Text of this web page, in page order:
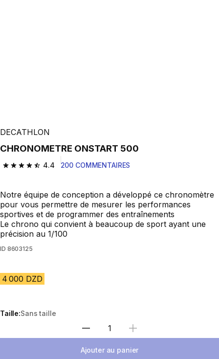
DECATHLON
CHRONOMETRE ONSTART 500
4.4
4.4 out of 5 stars from 200 reviews
200 COMMENTAIRES
Notre équipe de conception a développé ce chronomètre
pour vous permettre de mesurer les performances
sportives et de programmer des entraînements
Le chrono qui convient à beaucoup de sport ayant une
précision au 1/100
ID 8603125
4 000 DZD
Taille:Sans taille
Sélectionnez la quantité
Ajouter au panier